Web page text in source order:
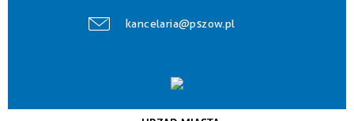
kancelaria@pszow.pl